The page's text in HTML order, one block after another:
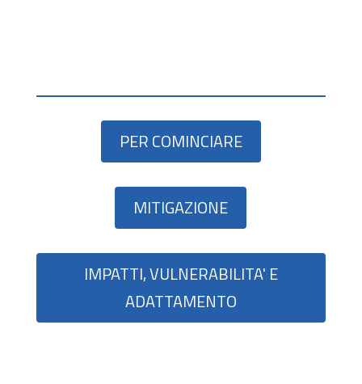
PER COMINCIARE
MITIGAZIONE
IMPATTI, VULNERABILITA' E
ADATTAMENTO